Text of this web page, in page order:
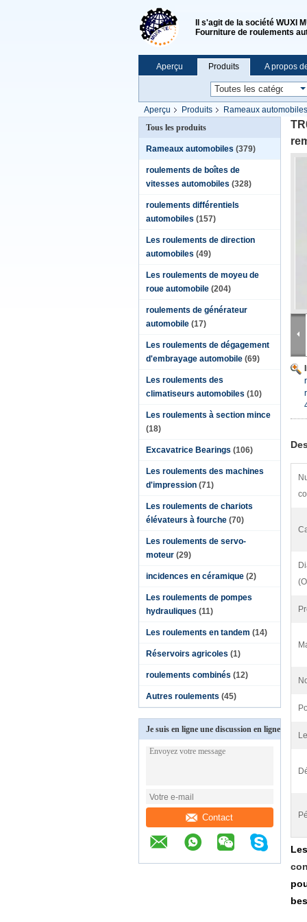
Il s'agit de la société WUXI
Fourniture de roulements
Aperçu Produits A propos
Aperçu Produits
Rameaux automobiles
automobiles 40*95*36,25 mm
Tous les produits
Rameaux automobiles (379)
roulements de boîtes de
vitesses automobiles (328)
roulements différentiels
automobiles (157)
Les roulements de direction
automobiles (49)
Les roulements de moyeu de
roue automobile (204)
roulements de générateur
automobile (17)
Les roulements de dégagement
d'embrayage automobile (69)
Les roulements des
climatiseurs automobiles (10)
Les roulements à section mince
(18)
Excavatrice Bearings (106)
Les roulements des machines
d'impression (71)
Les roulements de chariots
élévateurs à fourche (70)
Les roulements de servo-
moteur (29)
incidences en céramique (2)
Les roulements de pompes
hydrauliques (11)
Les roulements en tandem (14)
Réservoirs agricoles (1)
roulements combinés (12)
Autres roulements (45)
Je suis en ligne une discussion en ligne
Contact